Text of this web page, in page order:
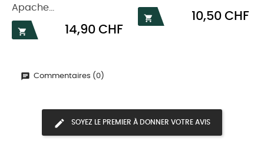
Apache...

Prix
14,90 CHF

Prix
10,50 CHF
Commentaires (0)
SOYEZ LE PREMIER À DONNER VOTRE AVIS